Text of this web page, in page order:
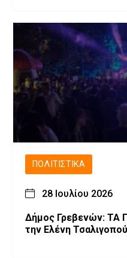
ΠΟΛΙΤΙΣΤΙΚΆ
28 Ιουλίου 2026
Δήμος Γρεβενών: ΤΑ
την Ελένη